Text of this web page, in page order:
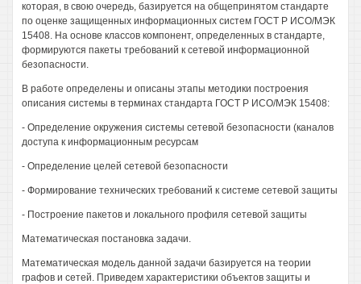
которая, в свою очередь, базируется на общепринятом стандарте
по оценке защищенных информационных систем ГОСТ Р ИСО/МЭК
15408. На основе классов компонент, определенных в стандарте,
формируются пакеты требований к сетевой информационной
безопасности.
В работе определены и описаны этапы методики построения
описания системы в терминах стандарта ГОСТ Р ИСО/МЭК 15408:
- Определение окружения системы сетевой безопасности (каналов
доступа к информационным ресурсам
- Определение целей сетевой безопасности
- Формирование технических требований к системе сетевой защиты
- Построение пакетов и локального профиля сетевой защиты
Математическая постановка задачи.
Математическая модель данной задачи базируется на теории
графов и сетей. Приведем характеристики объектов защиты и